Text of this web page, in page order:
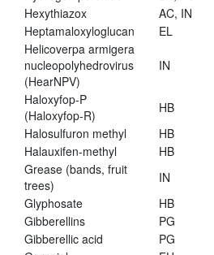
Hexythiazox
AC, IN
Heptamaloxyloglucan
EL
Helicoverpa armigera
nucleopolyhedrovirus
(HearNPV)
IN
Haloxyfop-P
(Haloxyfop-R)
HB
Halosulfuron methyl
HB
Halauxifen-methyl
HB
Grease (bands, fruit
trees)
IN
Glyphosate
HB
Gibberellins
PG
Gibberellic acid
PG